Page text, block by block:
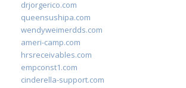
drjorgerico.com
queensushipa.com
wendyweimerdds.com
ameri-camp.com
hrsreceivables.com
empconst1.com
cinderella-support.com